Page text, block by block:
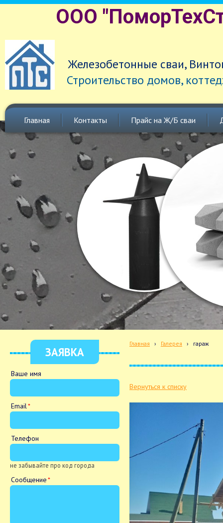
ООО
Железобетонные сваи,
Строительство домов,
Главная Контакты Прайс на Ж/Б сваи
ЗАЯВКА
Ваше имя
Email
Телефон
не забывайте про код города
Сообщение
Главная › Галерея › гараж
Вернуться к списку